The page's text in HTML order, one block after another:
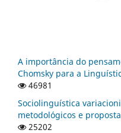
A importância do
Chomsky para a
46981
Sociolinguística
metodológicos e
25202